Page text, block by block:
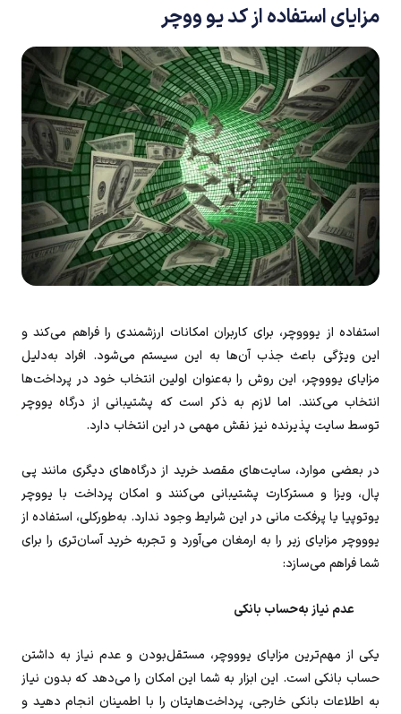
مزایای استفاده از کد یو ووچر
استفاده از یوووچر، برای کاربران امکانات ارزشمندی را فراهم می‌کند و
این ویژگی باعث جذب آن‌ها به این سیستم می‌شود. افراد به‌دلیل
مزایای یوووچر، این روش را به‌عنوان اولین انتخاب خود در پرداخت‌ها
انتخاب می‌کنند. اما لازم به ذکر است که پشتیبانی از درگاه یووچر
توسط سایت پذیرنده نیز نقش مهمی در این انتخاب دارد.
در بعضی موارد، سایت‌های مقصد خرید از درگاه‌های دیگری مانند پی
پال، ویزا و مسترکارت پشتیبانی می‌کنند و امکان پرداخت با یووچر
یوتوپیا یا پرفکت‌ مانی در این شرایط وجود ندارد. به‌طورکلی، استفاده از
یوووچر مزایای زیر را به ارمغان می‌آورد و تجربه خرید آسان‌تری را برای
شما فراهم می‌سازد:
عدم نیاز به‌حساب بانکی
یکی از مهم‌ترین مزایای یوووچر، مستقل‌بودن و عدم نیاز به داشتن
حساب بانکی است. این ابزار به شما این امکان را می‌دهد که بدون نیاز
به اطلاعات بانکی خارجی، پرداخت‌هایتان را با اطمینان انجام دهید و